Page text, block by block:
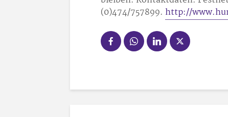
(0)474/757899. http://